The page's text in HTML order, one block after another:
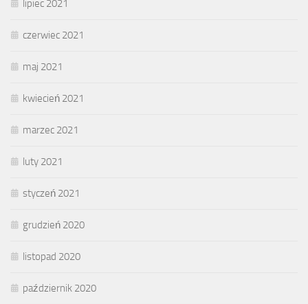
lipiec 2021
czerwiec 2021
maj 2021
kwiecień 2021
marzec 2021
luty 2021
styczeń 2021
grudzień 2020
listopad 2020
październik 2020